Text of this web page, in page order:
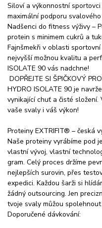
Siloví a výkonnostní
maximální podporu
Nadšenci do fitness výživy –
protein s minimem cukrů a
Fajnšmekři v oblasti
nejvyšší možnou kvalitu a
ISOLATE 90 vás nadchne!
DOPŘEJTE SI ŠPIČKOVÝ
HYDRO ISOLATE 90 je
vynikající chuť a čisté
vaše svaly i váš výkon!
Proteiny EXTRIFIT® – česká
Naše proteiny vyrábíme pod
vlastní vývoj, vlastní
gram. Celý proces držíme
nejlepších surovin, přes
expedici. Každou šarži si
žádný outsourcing. Jen
tvoje svaly můžou
Doporučené dávkování: